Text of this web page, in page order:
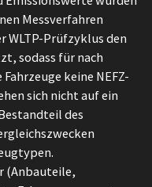
Messverfahren
WLTP-Prüfzyklus den
sodass für nach
keine NEFZ-
sich nicht auf ein
des
(Anbauteile,